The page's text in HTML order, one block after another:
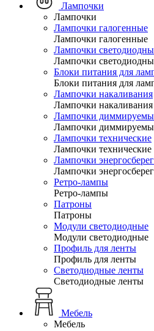
Лампочки
Лампочки
Лампочки галогенные
Лампочки галогенные
Лампочки
Лампочки
Блоки питания для
Блоки питания для
Лампочки накаливания
Лампочки накаливания
Лампочки
Лампочки
Лампочки технические
Лампочки технические
Лампочки
Лампочки
Ретро-лампы
Ретро-лампы
Патроны
Патроны
Модули светодиодные
Модули светодиодные
Профиль для ленты
Профиль для ленты
Светодиодные ленты
Светодиодные ленты
Мебель
Мебель